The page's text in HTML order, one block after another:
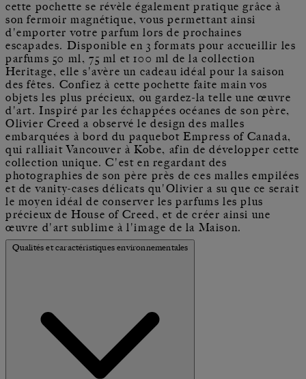
cette pochette se révèle également pratique grâce à
son fermoir magnétique, vous permettant ainsi
d'emporter votre parfum lors de prochaines
escapades. Disponible en 3 formats pour accueillir les
parfums 50 ml, 75 ml et 100 ml de la collection
Heritage, elle s'avère un cadeau idéal pour la saison
des fêtes. Confiez à cette pochette faite main vos
objets les plus précieux, ou gardez-la telle une œuvre
d'art. Inspiré par les échappées océanes de son père,
Olivier Creed a observé le design des malles
embarquées à bord du paquebot Empress of Canada,
qui ralliait Vancouver à Kobe, afin de développer cette
collection unique. C'est en regardant des
photographies de son père près de ces malles empilées
et de vanity-cases délicats qu'Olivier a su que ce serait
le moyen idéal de conserver les parfums les plus
précieux de House of Creed, et de créer ainsi une
œuvre d'art sublime à l'image de la Maison.
Qualités et caractéristiques environnementales